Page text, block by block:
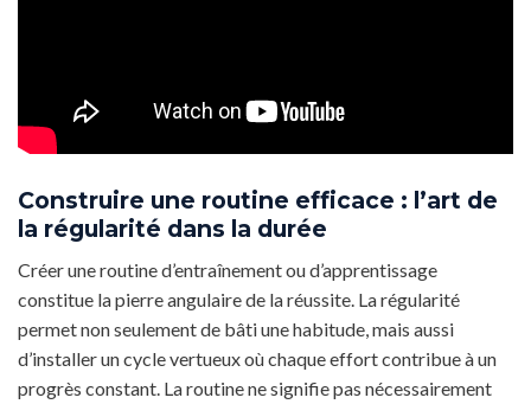
Construire une routine efficace : l’art de
la régularité dans la durée
Créer une routine d’entraînement ou d’apprentissage
constitue la pierre angulaire de la réussite. La régularité
permet non seulement de bâti une habitude, mais aussi
d’installer un cycle vertueux où chaque effort contribue à un
progrès constant. La routine ne signifie pas nécessairement